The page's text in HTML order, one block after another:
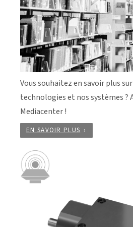
Vous souhaitez en savoir plus
technologies et nos systèmes ?
Mediacenter !
EN SAVOIR PLUS